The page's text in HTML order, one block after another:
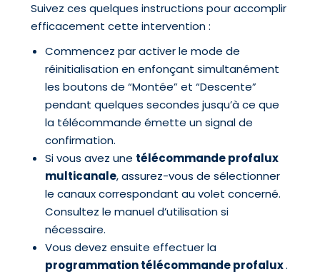
Suivez ces quelques instructions pour accomplir
efficacement cette intervention :
Commencez par activer le mode de
réinitialisation en enfonçant simultanément
les boutons de “Montée” et “Descente”
pendant quelques secondes jusqu’à ce que
la télécommande émette un signal de
confirmation.
Si vous avez une télécommande profalux
multicanale, assurez-vous de sélectionner
le canaux correspondant au volet concerné.
Consultez le manuel d’utilisation si
nécessaire.
Vous devez ensuite effectuer la
programmation télécommande profalux.